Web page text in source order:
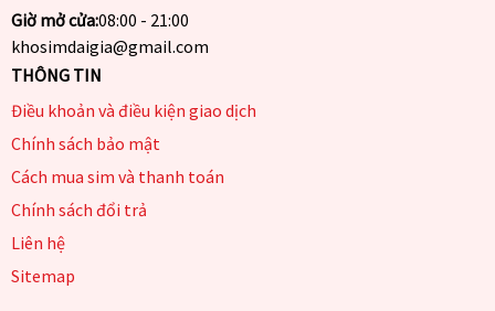
Giờ mở cửa:08:00 - 21:00
khosimdaigia@gmail.com
THÔNG TIN
Điều khoản và điều kiện giao dịch
Chính sách bảo mật
Cách mua sim và thanh toán
Chính sách đổi trả
Liên hệ
Sitemap